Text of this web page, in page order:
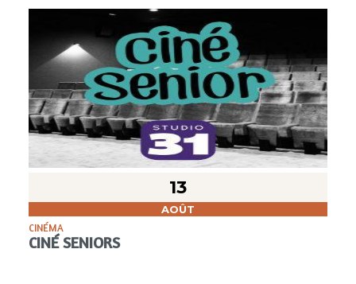
13
AOÛT
CINÉMA
CINÉ SENIORS